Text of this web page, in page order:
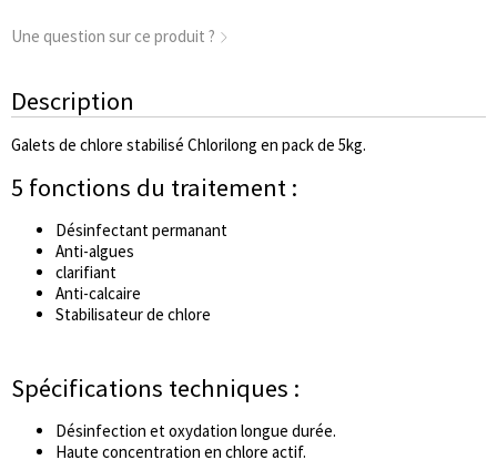
Une question sur ce produit ?
Description
Galets de chlore stabilisé Chlorilong en pack de 5kg.
5 fonctions du traitement :
Désinfectant permanant
Anti-algues
clarifiant
Anti-calcaire
Stabilisateur de chlore
Spécifications techniques :
Désinfection et oxydation longue durée.
Haute concentration en chlore actif.